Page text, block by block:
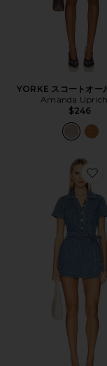
YORKE スコートオー
Amanda
$246